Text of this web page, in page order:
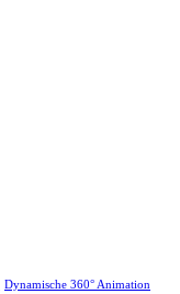
Dynamische 360° Animation